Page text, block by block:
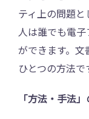
ティ上の問題
人は誰でも電
ができます。
ひとつの方法で
「方法・手法